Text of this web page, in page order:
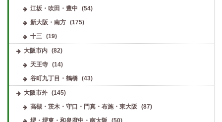
江坂・吹田・豊中
(54)
新大阪・南方
(175)
十三
(19)
大阪市内 (82)
天王寺
(14)
谷町九丁目・鶴橋
(43)
大阪市外 (145)
高槻・茨木・守口・門真・布施・東大阪
(87)
堺・堺東・和泉府中・南大阪
(50)